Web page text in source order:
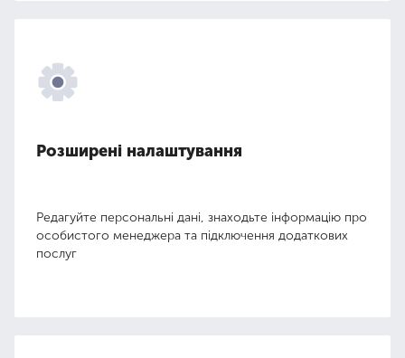
Розширені налаштування
Редагуйте персональні дані, знаходьте інформацію про
особистого менеджера та підключення додаткових
послуг